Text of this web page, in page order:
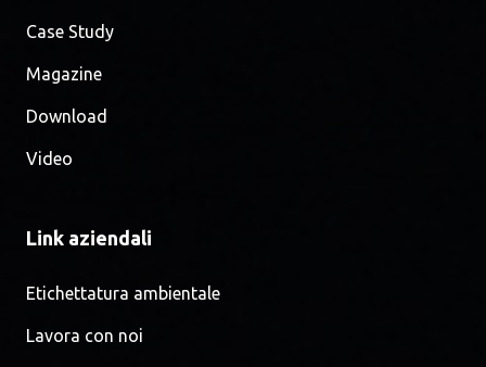
Case Study
Magazine
Download
Video
Link aziendali
Etichettatura ambientale
Lavora con noi